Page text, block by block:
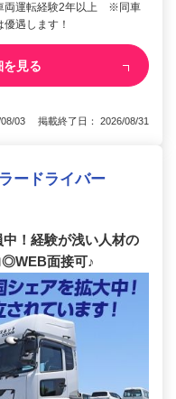
両運転経験2年以上 ※同車
遇します！
を見る
08/03 掲載終了日： 2026/08/31
ードライバー
！経験が浅い人材の
◎WEB面接可♪